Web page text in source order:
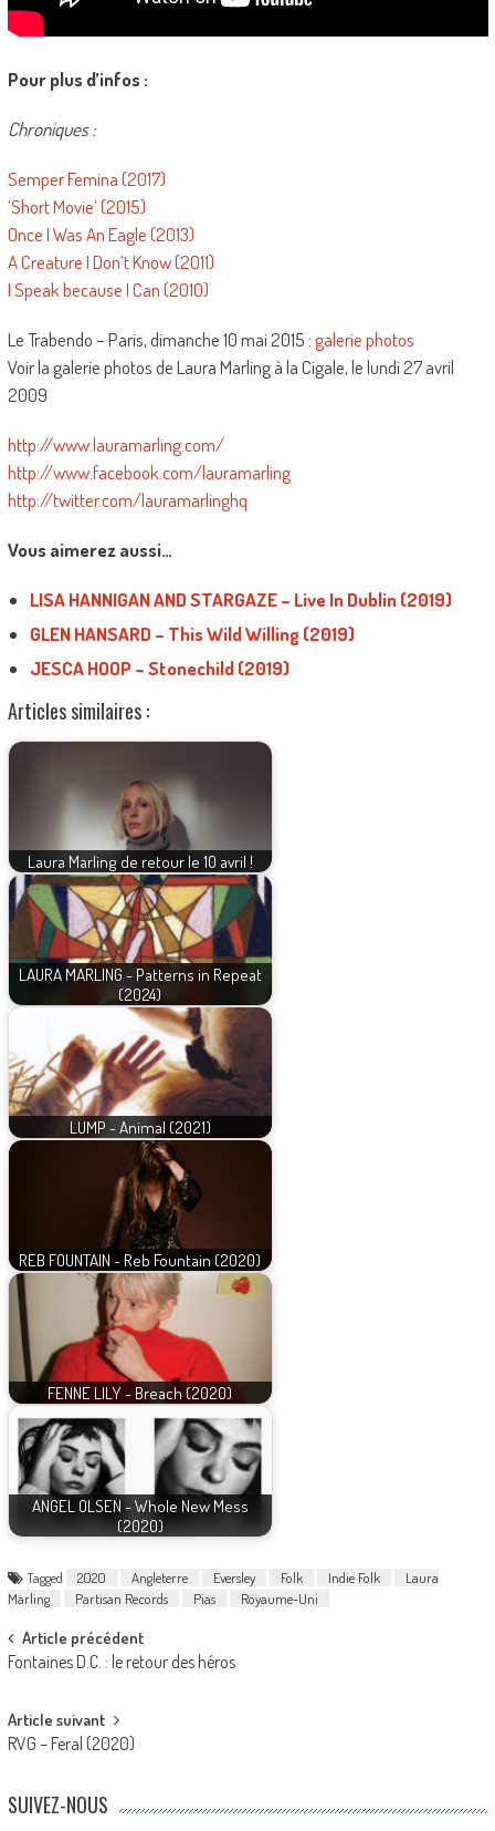
Pour plus d’infos :
Chroniques :
Semper Femina (2017)
‘Short Movie’ (2015)
Once I Was An Eagle (2013)
A Creature I Don’t Know (2011)
I Speak because I Can (2010)
Le Trabendo – Paris, dimanche 10 mai 2015 :galerie photos
Voir la galerie photos de Laura Marling à la Cigale, le lundi 27 avril
2009
http://www.lauramarling.com/
http://www.facebook.com/lauramarling
http://twitter.com/lauramarlinghq
Vous aimerez aussi…
LISA HANNIGAN AND STARGAZE – Live In Dublin (2019)
GLEN HANSARD – This Wild Willing (2019)
JESCA HOOP – Stonechild (2019)
Articles similaires :
Laura Marling de retour le 10 avril !
LAURA MARLING - Patterns in Repeat
(2024)
LUMP - Animal (2021)
REB FOUNTAIN - Reb Fountain (2020)
FENNE LILY - Breach (2020)
ANGEL OLSEN - Whole New Mess
(2020)
Tagged 2020 Angleterre Eversley Folk Indie Folk
Laura
Marling
Partisan Records Pias Royaume-Uni
Post
navigation
Article précédent
Fontaines D.C. : le retour des héros
Article suivant
RVG – Feral (2020)
SUIVEZ-NOUS